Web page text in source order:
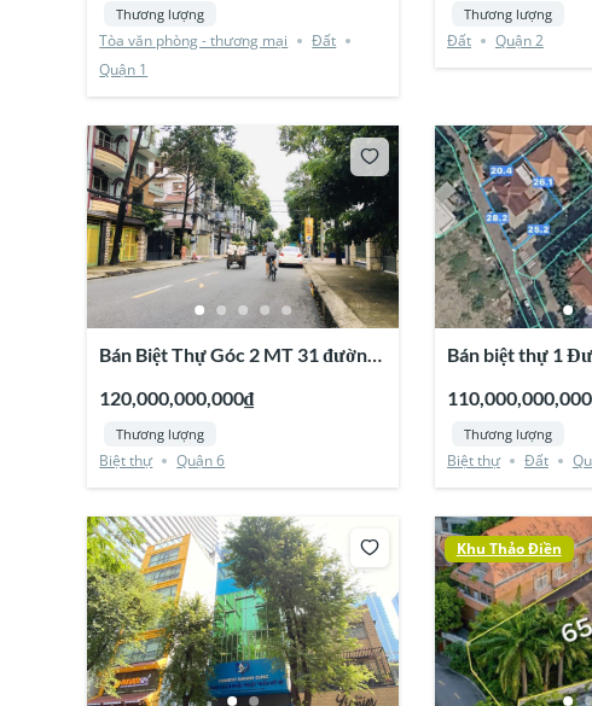
Thương lượng
Tòa văn phòng - thương mại
Đất
Quận 1
Thương lượng
Đất Quận 2
Bán Biệt Thự Góc 2 MT 31 đường
120,000,000,000₫
Thương lượng
Biệt thự Quận 6
Bán biệt thự 1 Đường 8
Thương lượng
Biệt thự Đất
Khu Thảo Điền